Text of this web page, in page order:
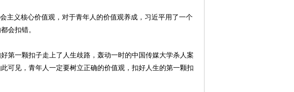
义核心价值观，对于青年人的价值观养成，习近平用了一个
会扣错。
一颗扣子走上了人生歧路，轰动一时的中国传媒大学杀人案
可见，青年人一定要树立正确的价值观，扣好人生的第一颗扣